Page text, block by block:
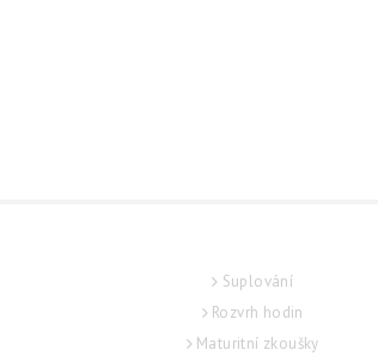
Suplování
Rozvrh hodin
Maturitní zkoušky